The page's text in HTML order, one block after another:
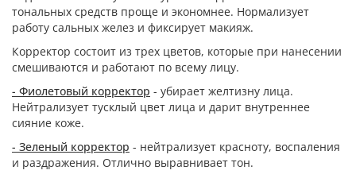
тональных средств проще и экономнее. Нормализует
работу сальных желез и фиксирует макияж.
Корректор состоит из трех цветов, которые при нанесении
смешиваются и работают по всему лицу.
- Фиолетовый корректор - убирает желтизну лица.
Нейтрализует тусклый цвет лица и дарит внутреннее
сияние коже.
- Зеленый корректор - нейтрализует красноту, воспаления
и раздражения. Отлично выравнивает тон.